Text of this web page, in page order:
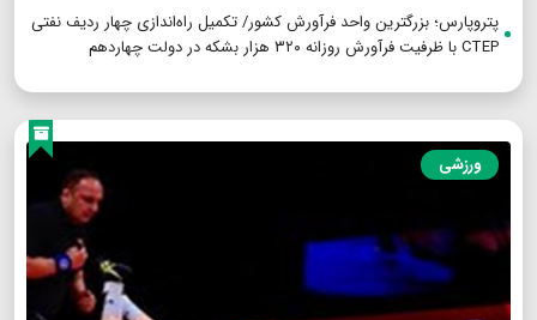
پتروپارس؛ بزرگترین واحد فرآورش کشور/ تکمیل راه‌اندازی چهار ردیف نفتی
CTEP با ظرفیت فرآورش روزانه ۳۲۰ هزار بشکه در دولت چهاردهم
ورزشی